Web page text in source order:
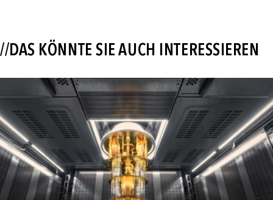
//DAS KÖNNTE SIE AUCH INTERESSIEREN